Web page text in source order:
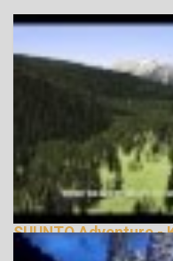
SUUNTO Adventure
Stolz